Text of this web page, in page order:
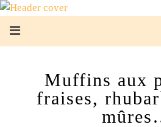
Muffins aux
fraises,